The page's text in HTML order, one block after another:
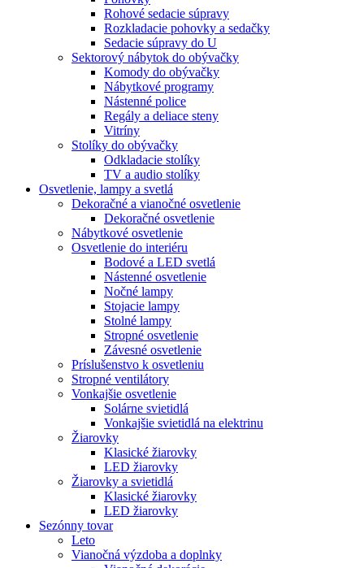
Rohové sedacie súpravy
Rozkladacie pohovky a sedačky
Sedacie súpravy do U
Sektorový nábytok do obývačky
Komody do obývačky
Nábytkové programy
Nástenné police
Regály a deliace steny
Vitríny
Stolíky do obývačky
Odkladacie stolíky
TV a audio stolíky
Osvetlenie, lampy a svetlá
Dekoračné a vianočné osvetlenie
Dekoračné osvetlenie
Nábytkové osvetlenie
Osvetlenie do interiéru
Bodové a LED svetlá
Nástenné osvetlenie
Nočné lampy
Stojacie lampy
Stolné lampy
Stropné osvetlenie
Závesné osvetlenie
Príslušenstvo k osvetleniu
Stropné ventilátory
Vonkajšie osvetlenie
Solárne svietidlá
Vonkajšie svietidlá na elektrinu
Žiarovky
Klasické žiarovky
LED žiarovky
Žiarovky a svietidlá
Klasické žiarovky
LED žiarovky
Sezónny tovar
Leto
Vianočná výzdoba a doplnky